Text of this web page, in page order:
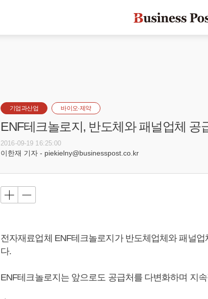
기업과산업 바이오·제약
ENF테크놀로지, 반도체와 패널업체 공
2016-09-19 16:25:00
이한재 기자 - piekielny@businesspost.co.kr
전자재료업체 ENF테크놀로지가 반도체업체와 패널
다.
ENF테크놀로지는 앞으로도 공급처를 다변화하며 지